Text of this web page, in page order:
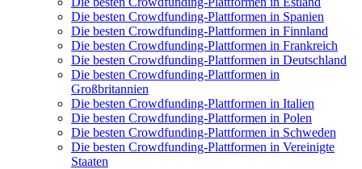
Die besten Crowdfunding-Plattformen in Spanien
Die besten Crowdfunding-Plattformen in Finnland
Die besten Crowdfunding-Plattformen in Frankreich
Die besten Crowdfunding-Plattformen in Deutschland
Die besten Crowdfunding-Plattformen in
Großbritannien
Die besten Crowdfunding-Plattformen in Italien
Die besten Crowdfunding-Plattformen in Polen
Die besten Crowdfunding-Plattformen in Schweden
Die besten Crowdfunding-Plattformen in Vereinigte
Staaten